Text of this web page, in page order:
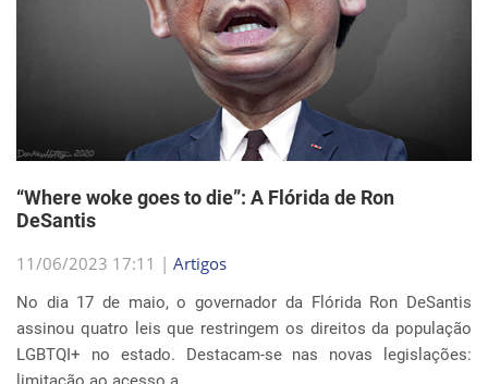
“Where woke goes to die”: A Flórida de Ron
DeSantis
11/06/2023 17:11 | Artigos
No dia 17 de maio, o governador da Flórida Ron DeSantis
assinou quatro leis que restringem os direitos da população
LGBTQI+ no estado. Destacam-se nas novas legislações: